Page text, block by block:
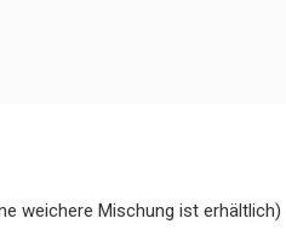
weichere Mischung ist erhältlich)